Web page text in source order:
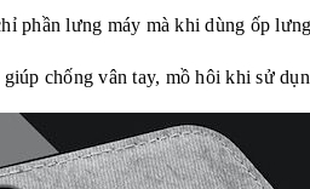
phần lưng máy mà khi dùng ốp
giúp chống vân tay, mồ hôi khi sử